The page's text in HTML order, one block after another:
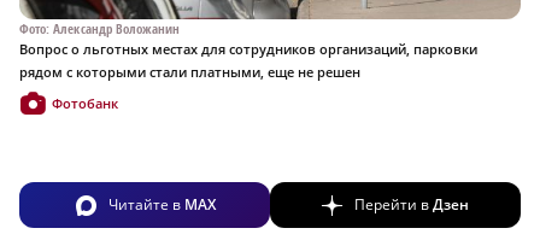
Фото: Александр Воложанин
Вопрос о льготных местах для сотрудников организаций, парковки
рядом с которыми стали платными, еще не решен
Фотобанк
Читайте в MAX Перейти вДзен